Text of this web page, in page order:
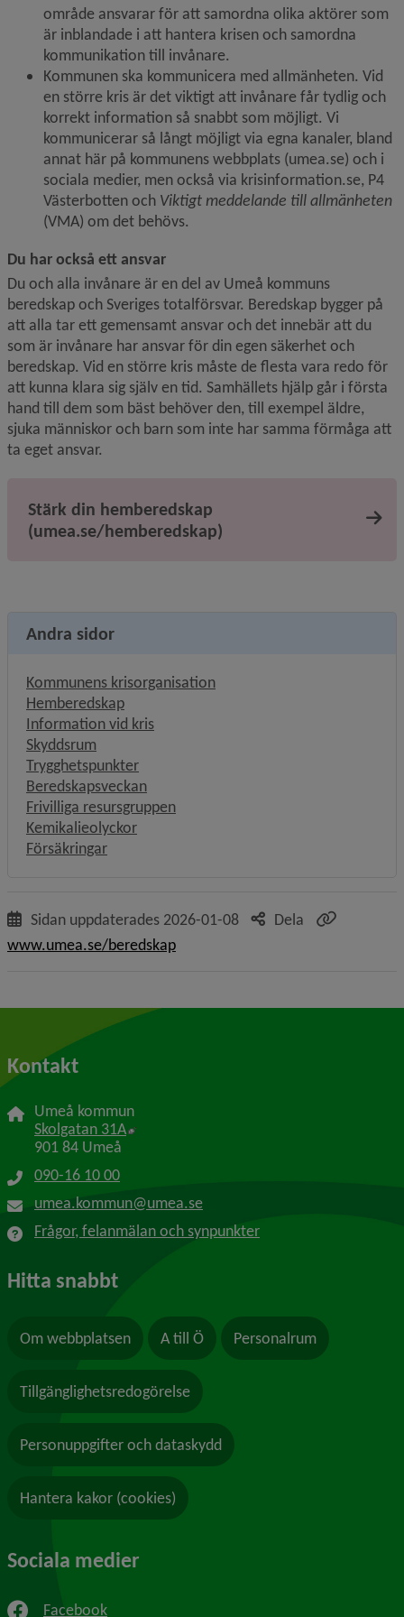
område ansvarar för att samordna olika aktörer som
är inblandade i att hantera krisen och samordna
kommunikation till invånare.
Kommunen ska kommunicera med allmänheten. Vid
en större kris är det viktigt att invånare får tydlig och
korrekt information så snabbt som möjligt. Vi
kommunicerar så långt möjligt via egna kanaler, bland
annat här på kommunens webbplats (umea.se) och i
sociala medier, men också via krisinformation.se, P4
Västerbotten och Viktigt meddelande till allmänheten
(VMA) om det behövs.
Du har också ett ansvar
Du och alla invånare är en del av Umeå kommuns
beredskap och Sveriges totalförsvar. Beredskap bygger på
att alla tar ett gemensamt ansvar och det innebär att du
som är invånare har ansvar för din egen säkerhet och
beredskap. Vid en större kris måste de flesta vara redo för
att kunna klara sig själv en tid. Samhällets hjälp går i första
hand till dem som bäst behöver den, till exempel äldre,
sjuka människor och barn som inte har samma förmåga att
ta eget ansvar.
Stärk din hemberedskap
(umea.se/hemberedskap)
Andra sidor
Kommunens krisorganisation
Hemberedskap
Information vid kris
Skyddsrum
Trygghetspunkter
Beredskapsveckan
Frivilliga resursgruppen
Kemikalieolyckor
Försäkringar
Sidan uppdaterades 2026-01-08
Dela
www.umea.se/beredskap
Kontakt
Umeå kommun
Skolgatan 31A Länk till annan webbplats, öppnas i nytt
901 84 Umeå
090-16 10 00
umea.kommun@umea.se
Frågor, felanmälan och synpunkter
Hitta snabbt
Om webbplatsen A till Ö Personalrum
Tillgänglighetsredogörelse
Personuppgifter och dataskydd
Hantera kakor (cookies)
Sociala medier
Facebook